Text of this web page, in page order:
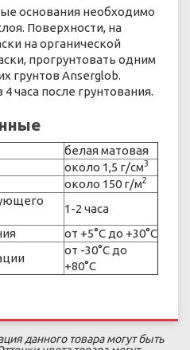
основания необходимо
Поверхности, на
на органической
прогрунтовать одним
грунтов Anserglob.
часа после грунтования.
белая матовая
около 1,5 г/см3
около 150 г/м2
1-2 часа
от +5°С до +30°С
от -30°С до
+80°С
данного товара могут быть